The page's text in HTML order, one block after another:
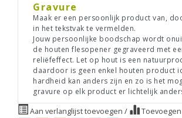
Gravure
Maak er een persoonlijk product van,
in het tekstvak te vermelden.
Jouw persoonlijke boodschap wordt
de houten flesopener gegraveerd met
reliëfeffect. Let op hout is een
daardoor is geen enkel houten product
hardheid kan anders zijn en zo is het
gravure op elk product er lichtelijk
Aan verlanglijst toevoegen /